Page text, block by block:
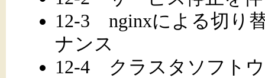
12-3 nginxによる切り
ナンス
12-4 クラスタソフト